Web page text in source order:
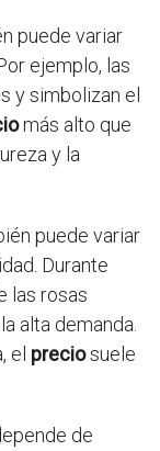
puede variar
ejemplo, las
y simbolizan el
más alto que
y la
puede variar
Durante
las rosas
alta demanda.
el preciosuele
de